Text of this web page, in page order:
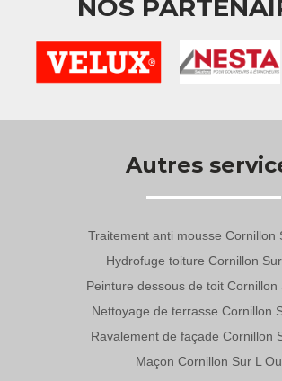
NOS
Autres
Traitement anti mousse Cornillon
Hydrofuge toiture Cornillon
Peinture dessous de toit Cornillon
Nettoyage de terrasse Cornillon
Ravalement de façade Cornillon
Maçon Cornillon Sur L